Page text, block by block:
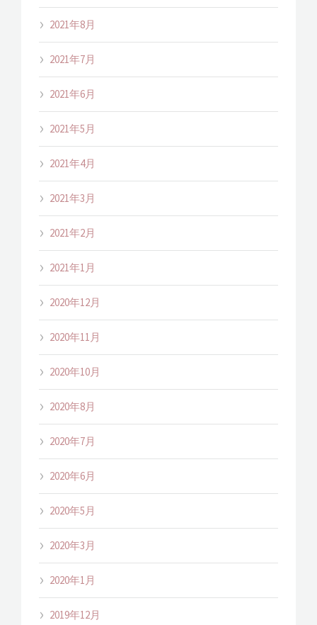
2021年8月
2021年7月
2021年6月
2021年5月
2021年4月
2021年3月
2021年2月
2021年1月
2020年12月
2020年11月
2020年10月
2020年8月
2020年7月
2020年6月
2020年5月
2020年3月
2020年1月
2019年12月